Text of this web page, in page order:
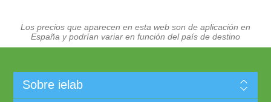
Los precios que aparecen en esta web son de aplicación en
España y podrían variar en función del país de destino
Sobre ielab